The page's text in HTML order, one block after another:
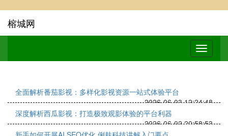
榕城网
全面解析番茄影视：多样化影视资源一站式体验平台
2026-06-03 12:24:48
深度解析西瓜影视：打造极致观影体验的平台利器
2026-06-02 20:58:53